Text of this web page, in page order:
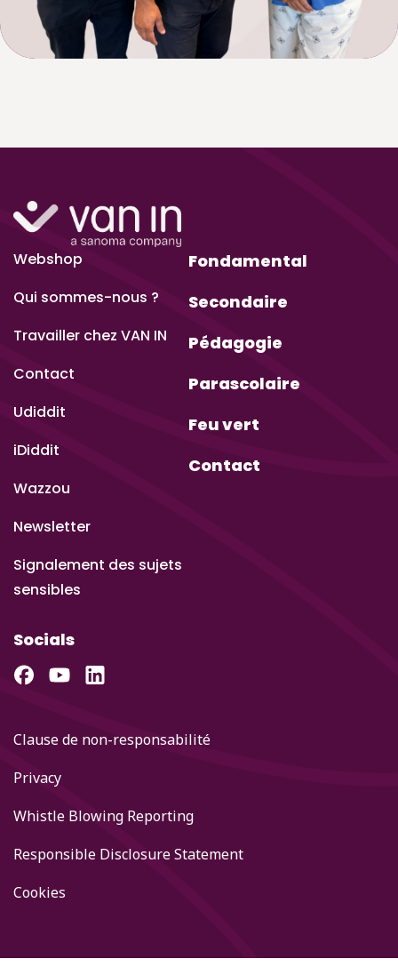
Webshop
Qui sommes-nous ?
Travailler chez VAN IN
Contact
Udiddit
iDiddit
Wazzou
Newsletter
Signalement des sujets
sensibles
Fondamental
Secondaire
Pédagogie
Parascolaire
Feu vert
Contact
Socials
Clause de non-responsabilité
Privacy
Whistle Blowing Reporting
Responsible Disclosure Statement
Cookies